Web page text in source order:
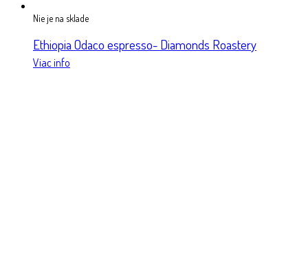
Nie je na sklade
Ethiopia Odaco espresso- Diamonds Roastery
Viac info